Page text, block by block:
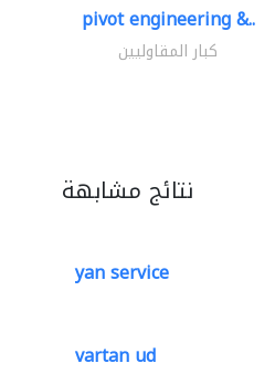
pivot engineering &..
كبار المقاوليين
نتائج مشابهة
yan service
vartan ud